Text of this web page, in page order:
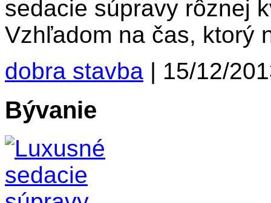
sedacie súpravy rôznej
Vzhľadom na čas, ktorý
dobra stavba | 15/12/
Bývanie